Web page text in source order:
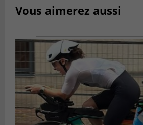
Vous aimerez aussi